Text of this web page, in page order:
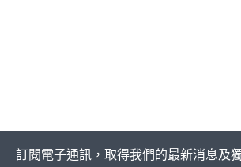
訂閱電子通訊，取得我們的最新消息及